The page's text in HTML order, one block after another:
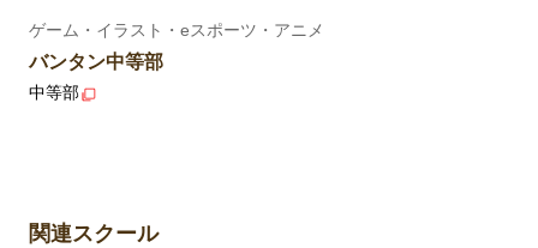
ゲーム・イラスト・eスポーツ・アニメ
バンタン中等部
中等部
関連スクール